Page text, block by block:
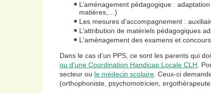
L’aménagement pédagogique :
matières,…)
Les mesures d’accompagnement :
L’attribution de matériels pédagogiques
L'aménagement des examens et
Dans le cas d’un PPS, ce sont les parents qui
ou d'une Coordination Handicap Locale CLH .
secteur ou le médecin scolaire . Ceux-ci
(orthophoniste, psychomotricien,